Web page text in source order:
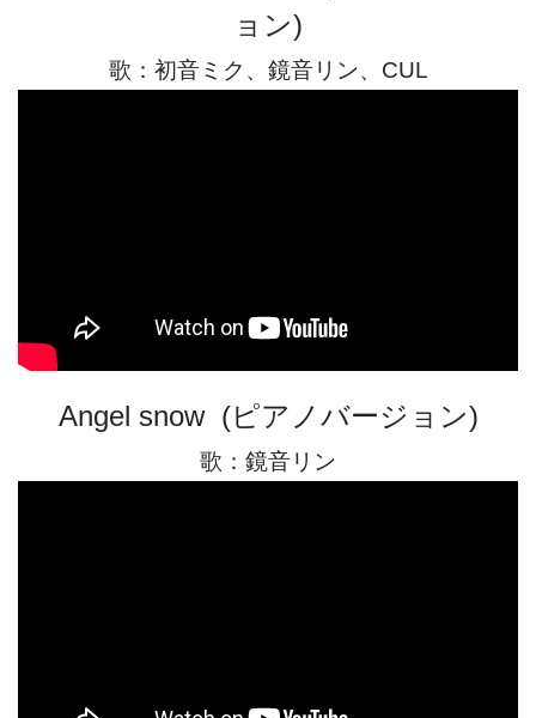
ョン)
歌：初音ミク、鏡音リン、CUL
Angel snow (ピアノバージョン)
歌：鏡音リン